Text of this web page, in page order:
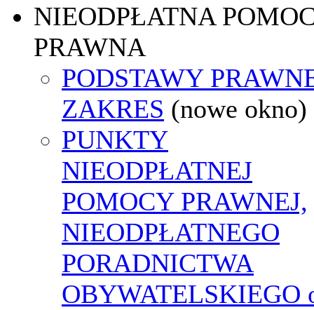
NIEODPŁATNA
PRAWNA
PODSTAWY
ZAKRES (nowe okno)
PUNKTY
NIEODPŁATNEJ
POMOCY PRAWNEJ,
NIEODPŁATNEGO
PORADNICTWA
OBYWATELSKIEGO